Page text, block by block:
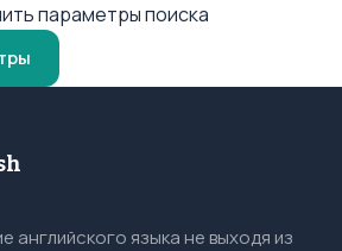
параметры поиска
английского языка не выходя из